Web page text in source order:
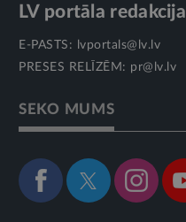
LV portāla redakcija
E-PASTS:
lvportals@lv.lv
PRESES RELĪZĒM: pr@lv.lv
SEKO MUMS